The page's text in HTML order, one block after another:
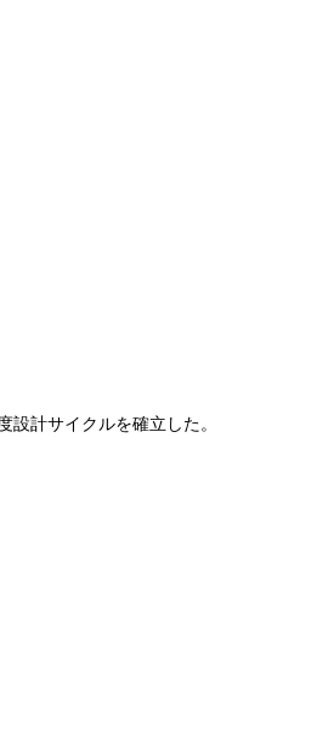
計サイクルを確立した。